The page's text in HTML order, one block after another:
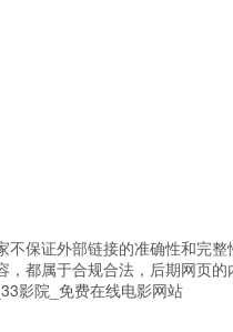
不保证外部链接的准确性和完
，都属于合规合法，后期网页
影院_免费在线电影网站